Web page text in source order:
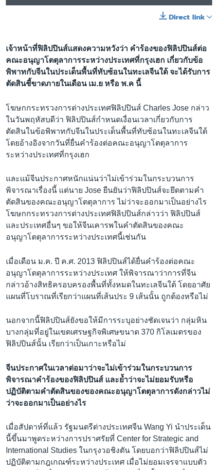
Direct link
เจ้าหน้าที่ฟิลิปปินส์แสดงความหวังว่า คำร้องของฟิลิปปินส์ต่อ
คณะอนุญาโตตุลาการระหว่างประเทศที่กรุงเฮก เกี่ยวกับข้อ
พิพาทกับจีนในประเด็นพื้นที่ทับซ้อนในทะเลจีนใต้ จะได้รับการ
ตัดสินชี้ขาดภายในเดือน เม.ย หรือ พ.ค นี้
โฆษกกระทรวงการต่างประเทศฟิลิปปินส์ Charles Jose กล่าว
ในวันพฤหัสบดีว่า ฟิลิปปินส์กำหนดเงื่อนเวลาเกี่ยวกับการ
ตัดสินในข้อพิพาทกับจีนในประเด็นพื้นที่ทับซ้อนในทะเลจีนใต้
โดยอ้างอิงจากวันที่ยื่นคำร้องต่อคณะอนุญาโตตุลาการ
ระหว่างประเทศที่กรุงเฮก
และแม้จีนประกาศหนักแน่นว่าไม่เข้าร่วมในกระบวนการ
พิจารณาเรื่องนี้ แต่นาย Jose ยืนยันว่าฟิลิปปินส์จะยึดตามคำ
ตัดสินของคณะอนุญาโตตุลาการ ไม่ว่าจะออกมาเป็นอย่างไร
โฆษกกระทรวงการต่างประเทศฟิลิปปินส์กล่าวว่า ฟิลิปปินส์
และประเทศอื่นๆ ขอให้จีนเคารพในคำตัดสินของคณะ
อนุญาโตตุลาการระหว่างประเทศนี้เช่นกัน
เมื่อเดือน ม.ค. ปี ค.ศ. 2013 ฟิลิปปินส์ได้ยื่นคำร้องต่อคณะ
อนุญาโตตุลาการระหว่างประเทศ ให้พิจารณาว่าการที่จีน
กล่าวอ้างสิทธิครอบครองพื้นที่ทั้งหมดในทะเลจีนใต้ โดยอาศัย
แผนที่โบราณที่เรียกว่าแผนที่เส้นประ 9 เส้นนั้น ถูกต้องหรือไม่
นอกจากนี้ฟิลิปปินส์ยังขอให้มีการระบุอย่างชัดเจนว่า กลุ่มหิน
บางกลุ่มที่อยู่ในเขตเศรษฐกิจพิเศษขนาด 370 กิโลเมตรของ
ฟิลิปปินส์นั้น เรียกว่าเป็นเกาะหรือไม่
จีนประกาศในเวลาต่อมาว่าจะไม่เข้าร่วมในกระบวนการ
พิจารณาคำร้องของฟิลิปปินส์ และย้ำว่าจะไม่ยอมรับหรือ
ปฏิบัติตามคำตัดสินของของคณะอนุญาโตตุลาการดังกล่าวไม่
ว่าจะออกมาเป็นอย่างไร
เมื่อสัปดาห์ที่แล้ว รัฐมนตรีต่างประเทศจีน Wang Yi นำประเด็น
นี้ขึ้นมาพูดระหว่างการปราศรัยที่ Center for Strategic and
International Studies ในกรุงวอชิงตัน โดยบอกว่าฟิลิปปินส์ไม่
ปฏิบัติตามกฎเกณฑ์ระหว่างประเทศ เมื่อไม่ยอมเจรจาแบบตัว